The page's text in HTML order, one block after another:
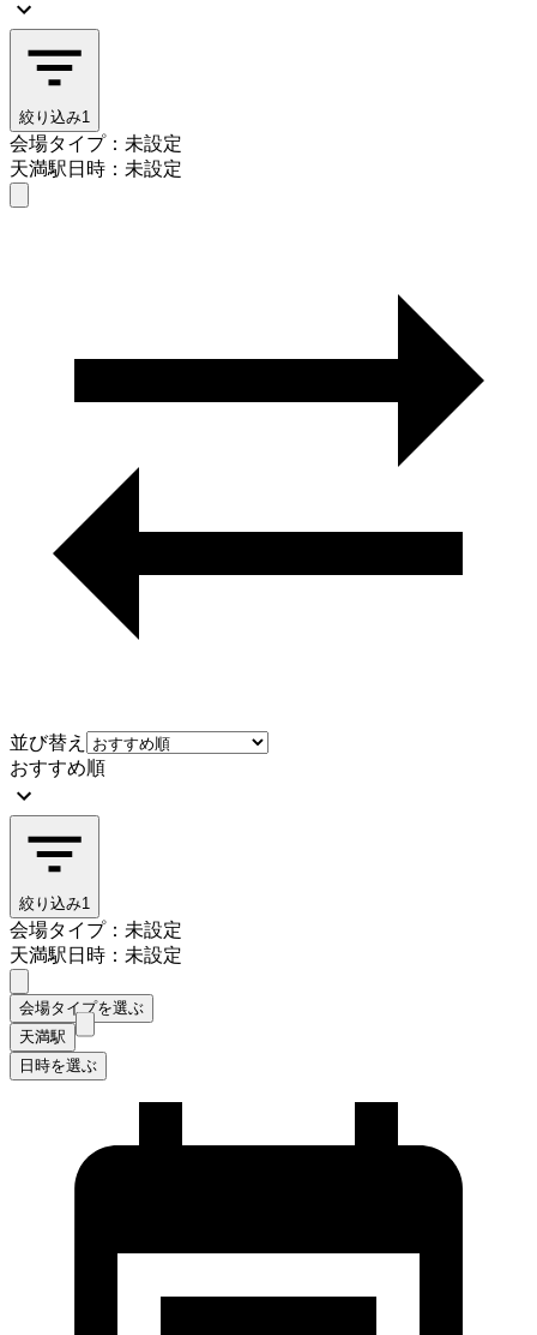
絞り込み1
会場タイプ：未設定
天満駅日時：未設定
並び替え
おすすめ順
絞り込み1
会場タイプ：未設定
天満駅日時：未設定
会場タイプを選ぶ
天満駅
日時を選ぶ